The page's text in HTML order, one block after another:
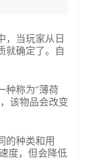
，当玩家从日
就确定了。自
种称为“薄荷
该物品会改变
的种类和用
度，但会降低